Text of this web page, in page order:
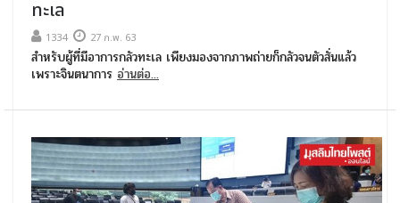
ทะเล
1334 27 ก.พ. 63
สำหรับผู้ที่มีอาการกลัวทะเล เพียงมองจากภาพถ่ายก็กลัวจนตัวสั่นแล้ว
เพราะจินตนาการ อ่านต่อ...